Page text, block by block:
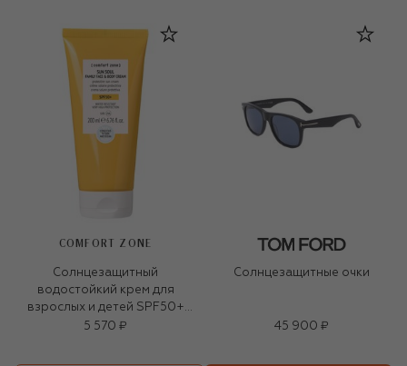
COMFORT ZONE
Солнцезащитный
водостойкий крем для
взрослых и детей SPF50+
Sun soul 200ml)
5 570 ₽
Солнцезащитные очки
45 900 ₽